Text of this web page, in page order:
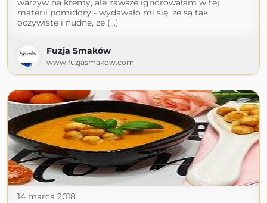
warzyw na kremy, ale zawsze ignorowałam w tej
materii pomidory - wydawało mi się, że są tak
oczywiste i nudne, że (...)
Fuzja Smaków
www.fuzjasmakow.com
14 marca 2018